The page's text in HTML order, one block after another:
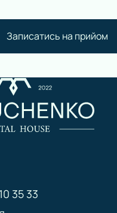
Записатись на прийом
35 33